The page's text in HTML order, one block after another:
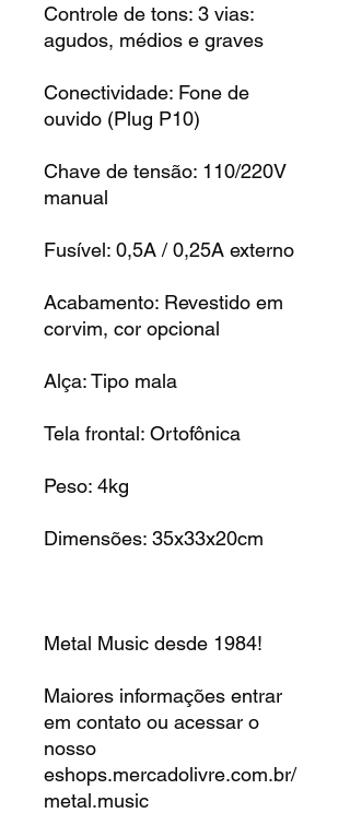
Controle de tons: 3 vias:
agudos, médios e graves
Conectividade: Fone de
ouvido (Plug P10)
Chave de tensão: 110/220V
manual
Fusível: 0,5A / 0,25A externo
Acabamento: Revestido em
corvim, cor opcional
Alça: Tipo mala
Tela frontal: Ortofônica
Peso: 4kg
Dimensões: 35x33x20cm
Metal Music desde 1984!
Maiores informações entrar
em contato ou acessar o
nosso
eshops.mercadolivre.com.br/
metal.music